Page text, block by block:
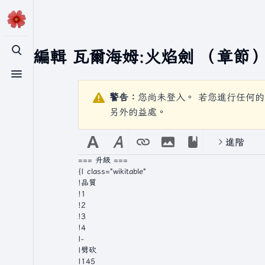
切換搜尋
切換選單
正在編輯 瓦爾海姆:火焰劍 （章節
警告： 您尚未登入。 若您進行任何
另外的益處。
進階